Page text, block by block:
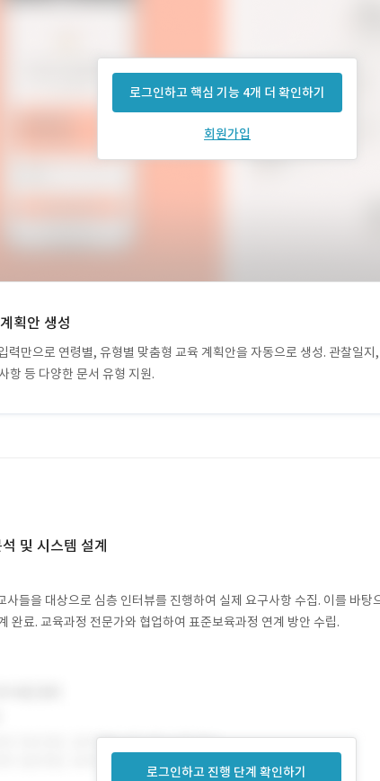
로그인하고 핵심 기능 4개 더 확인하기
회원가입
획안 생성
력만으로 연령별, 유형별 맞춤형 교육 계획안을 자동으로 생성. 관찰일
항 등 다양한 문서 유형 지원.
및 시스템 설계
사들을 대상으로 심층 인터뷰를 진행하여 실제 요구사항 수집. 이를 바탕
완료. 교육과정 전문가와 협업하여 표준보육과정 연계 방안 수립.
로그인하고 진행 단계 확인하기